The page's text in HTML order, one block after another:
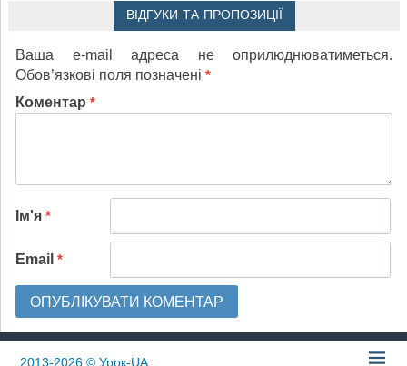
ВІДГУКИ ТА ПРОПОЗИЦІЇ
Ваша e-mail адреса не оприлюднюватиметься.
Обов’язкові поля позначені *
Коментар *
Ім'я *
Email *
2013-2026© Урок-UA